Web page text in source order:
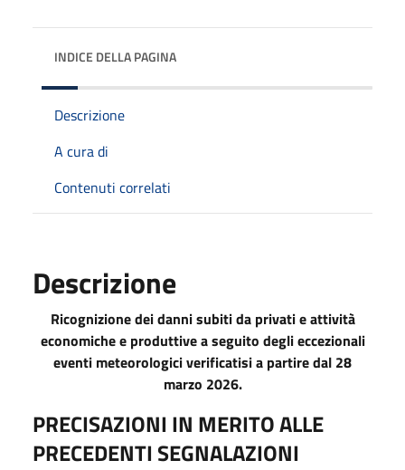
INDICE DELLA PAGINA
Descrizione
A cura di
Contenuti correlati
Descrizione
Ricognizione dei danni subiti da privati e attività
economiche e produttive a seguito degli eccezionali
eventi meteorologici verificatisi a partire dal 28
marzo 2026.
PRECISAZIONI IN MERITO ALLE
PRECEDENTI SEGNALAZIONI